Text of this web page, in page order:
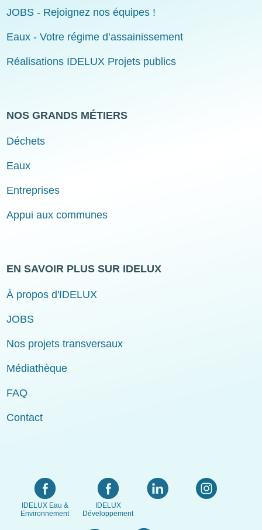
JOBS - Rejoignez nos équipes !
Eaux - Votre régime d’assainissement
Réalisations IDELUX Projets publics
NOS GRANDS MÉTIERS
Déchets
Eaux
Entreprises
Appui aux communes
EN SAVOIR PLUS SUR IDELUX
À propos d'IDELUX
JOBS
Nos projets transversaux
Médiathèque
FAQ
Contact
IDELUX Eau &
Environnement
IDELUX
Développement